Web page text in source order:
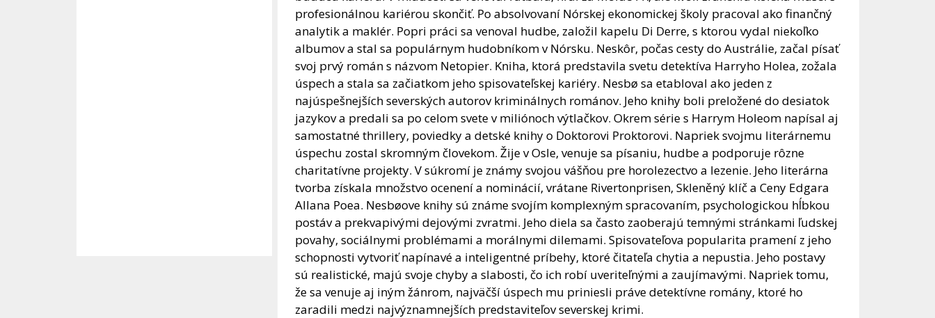
profesionálnou kariérou skončiť. Po absolvovaní Nórskej ekonomickej školy pracoval ako finančný
analytik a maklér. Popri práci sa venoval hudbe, založil kapelu Di Derre, s ktorou vydal niekoľko
albumov a stal sa populárnym hudobníkom v Nórsku. Neskôr, počas cesty do Austrálie, začal písať
svoj prvý román s názvom Netopier. Kniha, ktorá predstavila svetu detektíva Harryho Holea, zožala
úspech a stala sa začiatkom jeho spisovateľskej kariéry. Nesbø sa etabloval ako jeden z
najúspešnejších severských autorov kriminálnych románov. Jeho knihy boli preložené do desiatok
jazykov a predali sa po celom svete v miliónoch výtlačkov. Okrem série s Harrym Holeom napísal aj
samostatné thrillery, poviedky a detské knihy o Doktorovi Proktorovi. Napriek svojmu literárnemu
úspechu zostal skromným človekom. Žije v Osle, venuje sa písaniu, hudbe a podporuje rôzne
charitatívne projekty. V súkromí je známy svojou vášňou pre horolezectvo a lezenie. Jeho literárna
tvorba získala množstvo ocenení a nominácií, vrátane Rivertonprisen, Skleněný klíč a Ceny Edgara
Allana Poea. Nesbøove knihy sú známe svojím komplexným spracovaním, psychologickou hĺbkou
postáv a prekvapivými dejovými zvratmi. Jeho diela sa často zaoberajú temnými stránkami ľudskej
povahy, sociálnymi problémami a morálnymi dilemami. Spisovateľova popularita pramení z jeho
schopnosti vytvoriť napínavé a inteligentné príbehy, ktoré čitateľa chytia a nepustia. Jeho postavy
sú realistické, majú svoje chyby a slabosti, čo ich robí uveriteľnými a zaujímavými. Napriek tomu,
že sa venuje aj iným žánrom, najväčší úspech mu priniesli práve detektívne romány, ktoré ho
zaradili medzi najvýznamnejších predstaviteľov severskej krimi.